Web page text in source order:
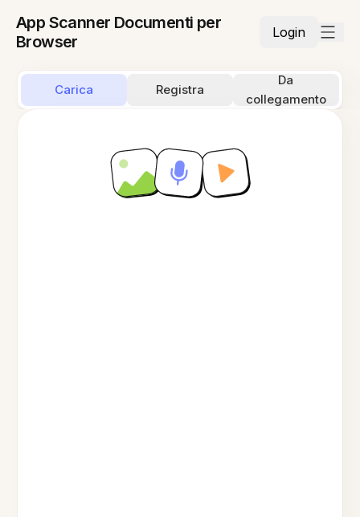
App Scanner Documenti per
Browser
Login
Carica Registra
Da
collegamento